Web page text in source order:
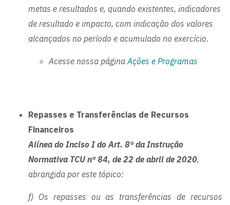
metas e resultados e, quando existentes, indicadores
de resultado e impacto, com indicação dos valores
alcançados no período e acumulado no exercício.
Acesse nossa páginaAções e Programas
Repasses e Transferências de Recursos
Financeiros
Alínea do Inciso I do Art. 8º da Instrução
Normativa TCU nº 84, de 22 de abril de 2020,
abrangida por este tópico:
f) Os repasses ou as transferências de recursos